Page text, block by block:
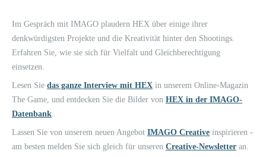
Im Gespräch mit IMAGO plaudern HEX über einige ihrer
denkwürdigsten Projekte und die Kreativität hinter den Shootings.
Erfahren Sie, wie sie sich für Vielfalt und Gleichberechtigung
einsetzen.
Lesen Sie das ganze Interview mit HEX in unserem Online-Magazin
The Game, und entdecken Sie die Bilder von HEX in der IMAGO-
Datenbank.
Lassen Sie von unserem neuen Angebot IMAGO Creative inspirieren -
am besten melden Sie sich gleich für unseren Creative-Newsletter an.